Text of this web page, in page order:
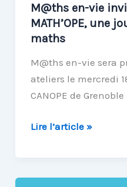
M@ths en-vie
MATH’OPE, une
maths
M@ths en-vie sera
ateliers le mercredi
CANOPE de Grenoble
M@ths
invité
Lire l’article »